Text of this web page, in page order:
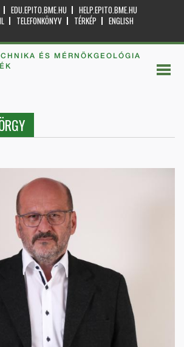
EDU.EPITO.BME.HU
HELP.EPITO.BME.HU
TELEFONKÖNYV TÉRKÉP
ENGLISH
ÉS MÉRNÖKGEOLÓGIA